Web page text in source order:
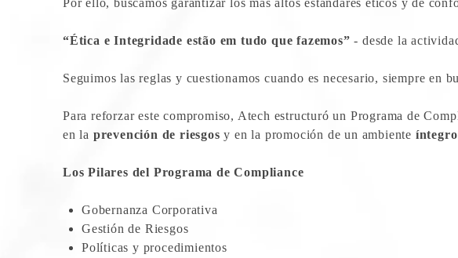
“Ética e Integridade estão em tudo que fazemos” - desde la
Seguimos las reglas y cuestionamos cuando es necesario, siempre en
Para reforzar este compromiso, Atech estructuró un Programa de
en la prevención de riesgos y en la promoción de un ambiente
Los Pilares del Programa de Compliance
Gobernanza Corporativa
Gestión de Riesgos
Políticas y procedimientos